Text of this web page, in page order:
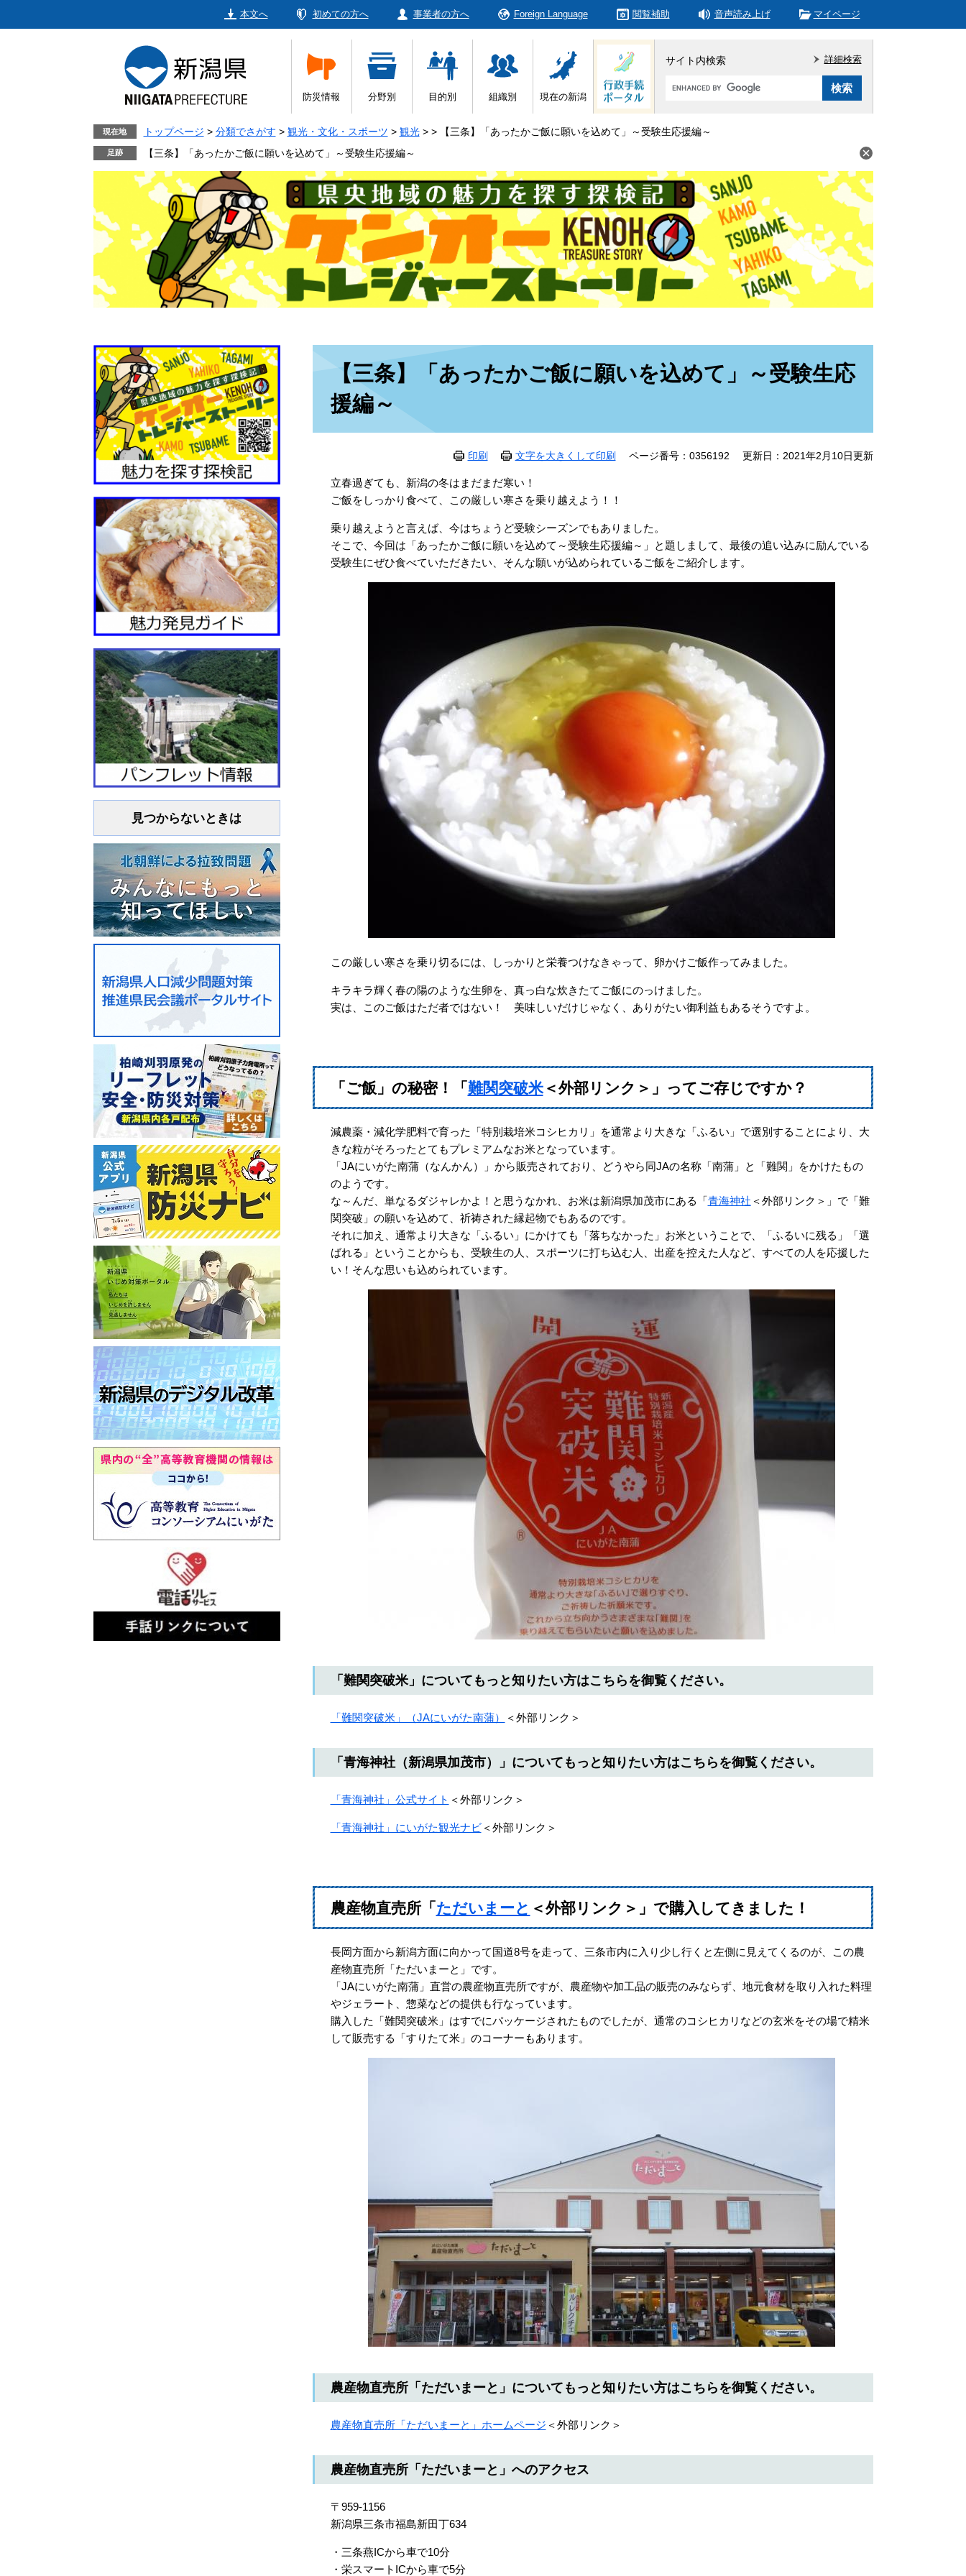
本文へ 初めての方へ 事業者の方へ Foreign Language 閲覧補助 音声読み上げ マイページ
防災情報 分野別 目的別 組織別 現在の新潟
サイト内検索
Google
タ
ム
索
詳細検索
現在地 トップページ > 分類でさがす > 観光・文化・スポーツ > 観光 > >
【三条】「あったかご飯に願いを込めて」～受験生応援編～
【三条】「あったかご飯に願いを込めて」～受験生応援編～
【三条】「あったかご飯に願いを込めて」～受験生応
援編～
印刷 文字を大きくして印刷 ページ番号：0356192 更新日：2021年2月10日更新
立春過ぎても、新潟の冬はまだまだ寒い！
ご飯をしっかり食べて、この厳しい寒さを乗り越えよう！！
乗り越えようと言えば、今はちょうど受験シーズンでもありました。
そこで、今回は「あったかご飯に願いを込めて～受験生応援編～」と題しまして、最後の追い込みに励んでいる
受験生にぜひ食べていただきたい、そんな願いが込められているご飯をご紹介します。
この厳しい寒さを乗り切るには、しっかりと栄養つけなきゃって、卵かけご飯作ってみました。
キラキラ輝く春の陽のような生卵を、真っ白な炊きたてご飯にのっけました。
実は、このご飯はただ者ではない！ 美味しいだけじゃなく、ありがたい御利益もあるそうですよ。
「ご飯」の秘密！「 難関突破米＜外部リンク＞ 」ってご存じですか？
減農薬・減化学肥料で育った「特別栽培米コシヒカリ」を通常より大きな「ふるい」で選別することにより、大
きな粒がそろったとてもプレミアムなお米となっています。
「JAにいがた南蒲（なんかん）」から販売されており、どうやら同JAの名称「南蒲」と「難関」をかけたもの
のようです。
な～んだ、単なるダジャレかよ！と思うなかれ、お米は新潟県加茂市にある「青海神社 ＜外部リンク＞ 」で「難
関突破」の願いを込めて、祈祷された縁起物でもあるのです。
それに加え、通常より大きな「ふるい」にかけても「落ちなかった」お米ということで、「ふるいに残る」「選
ばれる」ということからも、受験生の人、スポーツに打ち込む人、出産を控えた人など、すべての人を応援した
い！そんな思いも込められています。
「難関突破米」についてもっと知りたい方はこちらを御覧ください。
「難関突破米」（JAにいがた南蒲） ＜外部リンク＞
「青海神社（新潟県加茂市）」についてもっと知りたい方はこちらを御覧ください。
「青海神社」公式サイト ＜外部リンク＞
「青海神社」にいがた観光ナビ＜外部リンク＞
農産物直売所「 ただいまーと ＜外部リンク＞ 」で購入してきました！
長岡方面から新潟方面に向かって国道8号を走って、三条市内に入り少し行くと左側に見えてくるのが、この農
産物直売所「ただいまーと」です。
「JAにいがた南蒲」直営の農産物直売所ですが、農産物や加工品の販売のみならず、地元食材を取り入れた料理
やジェラート、惣菜などの提供も行なっています。
購入した「難関突破米」はすでにパッケージされたものでしたが、通常のコシヒカリなどの玄米をその場で精米
して販売する「すりたて米」のコーナーもあります。
農産物直売所「ただいまーと」についてもっと知りたい方はこちらを御覧ください。
農産物直売所「ただいまーと」ホームページ ＜外部リンク＞
農産物直売所「ただいまーと」へのアクセス
〒959-1156
新潟県三条市福島新田丁634
・三条燕ICから車で10分
・栄スマートICから車で5分
見つからないときは